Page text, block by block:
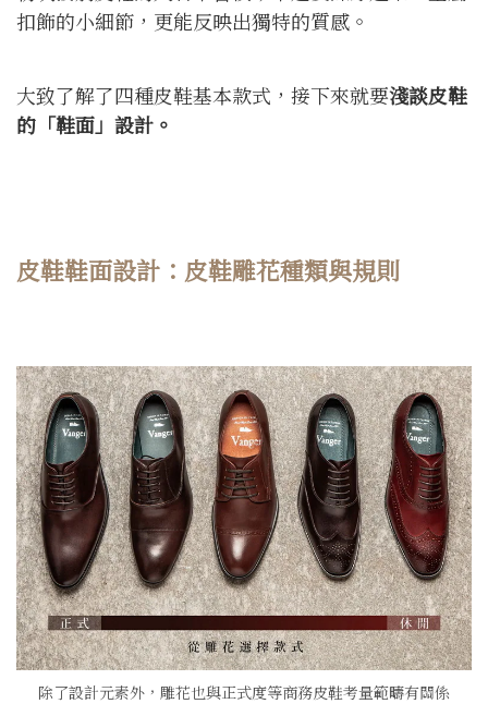
扣飾的小細節，更能反映出獨特的質感。
大致了解了四種皮鞋基本款式，接下來就要淺談皮鞋
的「鞋面」設計。
皮鞋鞋面設計：皮鞋雕花種類與規則
除了設計元素外，雕花也與正式度等商務皮鞋考量範疇有關係